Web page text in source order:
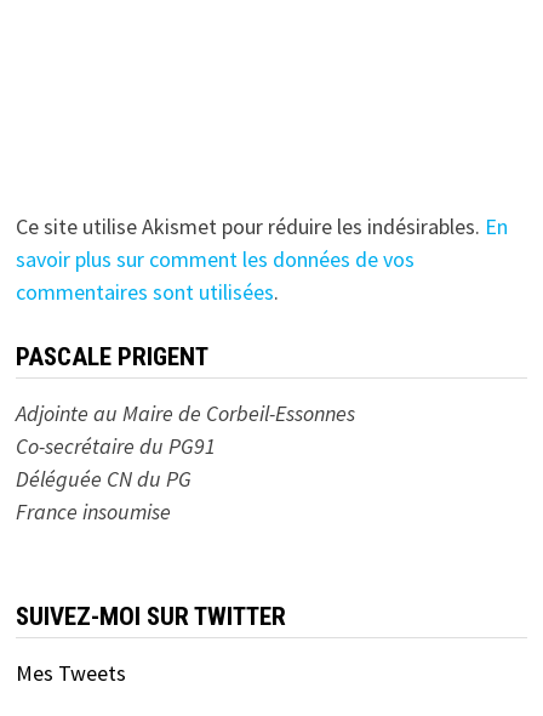
Ce site utilise Akismet pour réduire les indésirables. En
savoir plus sur comment les données de vos
commentaires sont utilisées.
PASCALE PRIGENT
Adjointe au Maire de Corbeil-Essonnes
Co-secrétaire du PG91
Déléguée CN du PG
France insoumise
SUIVEZ-MOI SUR TWITTER
Mes Tweets